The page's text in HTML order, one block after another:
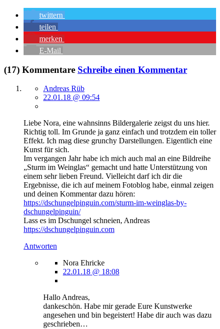
twittern
teilen
merken
E-Mail
(17) Kommentare Schreibe einen Kommentar
Andreas Rüb
22.01.18 @ 09:54
Liebe Nora, eine wahnsinns Bildergalerie zeigst du uns hier.
Richtig toll. Im Grunde ja ganz einfach und trotzdem ein toller
Effekt. Ich mag diese grunchy Darstellungen. Eigentlich eine
Kunst für sich.
Im vergangen Jahr habe ich mich auch mal an eine Bildreihe
„Sturm im Weinglas“ gemacht und hatte Unterstützung von
einem sehr lieben Freund. Vielleicht darf ich dir die
Ergebnisse, die ich auf meinem Fotoblog habe, einmal zeigen
und deinen Kommentar dazu hören:
https://dschungelpinguin.com/sturm-im-weinglas-by-
dschungelpinguin/
Lass es im Dschungel schneien, Andreas
https://dschungelpinguin.com
Antworten
Nora Ehricke
22.01.18 @ 18:08
Hallo Andreas,
dankeschön. Habe mir gerade Eure Kunstwerke
angesehen und bin begeistert! Habe dir auch was dazu
geschrieben…